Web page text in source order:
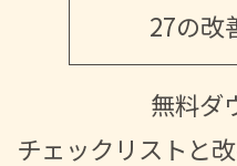
27の改
無料ダ
チェックリストと